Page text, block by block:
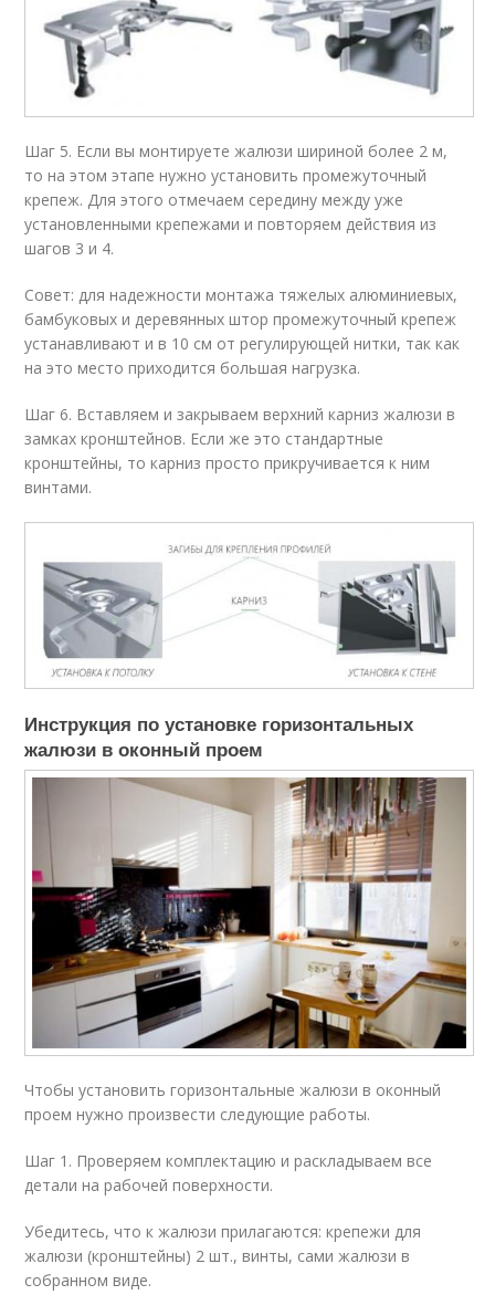
Шаг 5. Если вы монтируете жалюзи шириной более 2 м,
то на этом этапе нужно установить промежуточный
крепеж. Для этого отмечаем середину между уже
установленными крепежами и повторяем действия из
шагов 3 и 4.
Совет: для надежности монтажа тяжелых алюминиевых,
бамбуковых и деревянных штор промежуточный крепеж
устанавливают и в 10 см от регулирующей нитки, так как
на это место приходится большая нагрузка.
Шаг 6. Вставляем и закрываем верхний карниз жалюзи в
замках кронштейнов. Если же это стандартные
кронштейны, то карниз просто прикручивается к ним
винтами.
Инструкция по установке горизонтальных
жалюзи в оконный проем
Чтобы установить горизонтальные жалюзи в оконный
проем нужно произвести следующие работы.
Шаг 1. Проверяем комплектацию и раскладываем все
детали на рабочей поверхности.
Убедитесь, что к жалюзи прилагаются: крепежи для
жалюзи (кронштейны) 2 шт., винты, сами жалюзи в
собранном виде.